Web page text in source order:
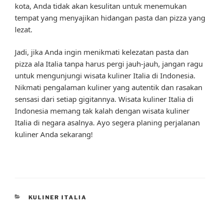
kota, Anda tidak akan kesulitan untuk menemukan
tempat yang menyajikan hidangan pasta dan pizza yang
lezat.
Jadi, jika Anda ingin menikmati kelezatan pasta dan
pizza ala Italia tanpa harus pergi jauh-jauh, jangan ragu
untuk mengunjungi wisata kuliner Italia di Indonesia.
Nikmati pengalaman kuliner yang autentik dan rasakan
sensasi dari setiap gigitannya. Wisata kuliner Italia di
Indonesia memang tak kalah dengan wisata kuliner
Italia di negara asalnya. Ayo segera planing perjalanan
kuliner Anda sekarang!
CATEGORIES
KULINER ITALIA